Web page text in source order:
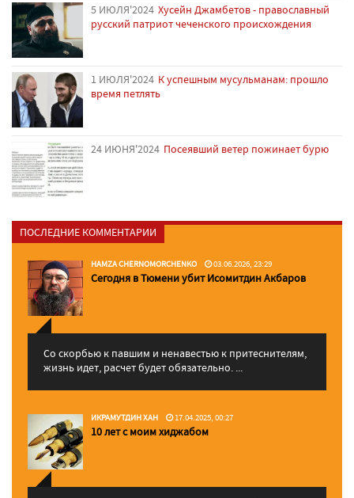
5 ИЮЛЯ'2024 Хусейн Джамбетов - православный
русский патриот чеченского происхождения
1 ИЮЛЯ'2024 К успешным мусульманам: прошло
время петлять
24 ИЮНЯ'2024 Посеявший ветер пожинает бурю
ПОСЛЕДНИЕ КОММЕНТАРИИ
HAMZA CHERNOMORCHENKO 03.06.2026, 23:29
Сегодня в Тюмени убит Исомитдин Акбаров
Со скорбью к павшим и ненавестью к притеснителям,
жизнь идет, расчет будет обязательно. ...
ИКРАМУТДИН ХАН 17.04.2025, 00:27
10 лет с моим хиджабом